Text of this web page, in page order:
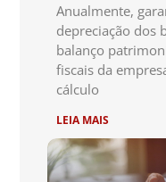
Anualmente,
depreciação dos
balanço
fiscais da
cálculo
LEIA MAIS